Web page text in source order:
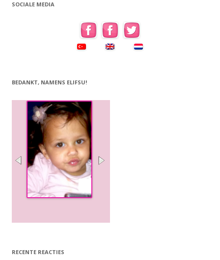
SOCIALE MEDIA
BEDANKT, NAMENS ELIFSU!
RECENTE REACTIES